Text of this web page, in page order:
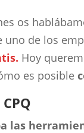
os
uno de los
Hoy
es posible
las